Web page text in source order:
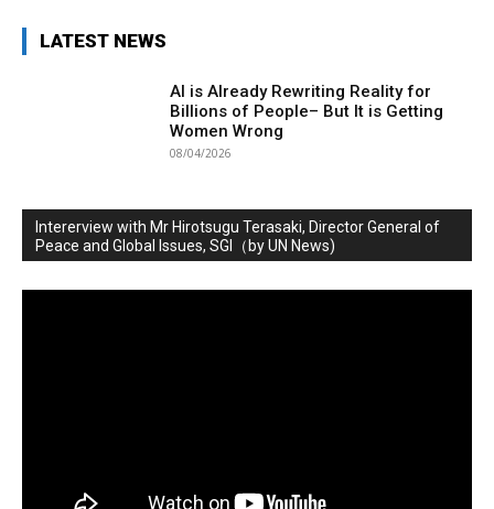
LATEST NEWS
AI is Already Rewriting Reality for
Billions of People– But It is Getting
Women Wrong
08/04/2026
Intererview with Mr Hirotsugu Terasaki, Director General of
Peace and Global Issues, SGI（by UN News)